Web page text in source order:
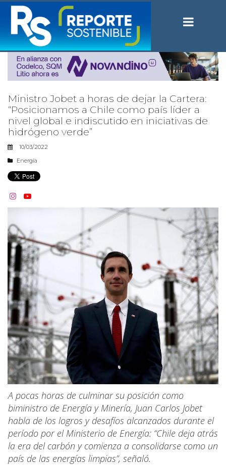
Ministro Jobet a horas de dejar la Cartera:
“Posicionamos a Chile como país líder a
nivel global e indiscutido en iniciativas de
hidrógeno verde”
10/03/2022
Energía
 
A pocas horas de culminar su posición como
biministro de Energía y Minería, Juan Carlos Jobet
habla de los logros y desafíos alcanzados durante el
período por el Ministerio de Energía: “Chile deja atrás
la era del carbón y comienza a consolidarse como un
país de las energías limpias”, señaló.